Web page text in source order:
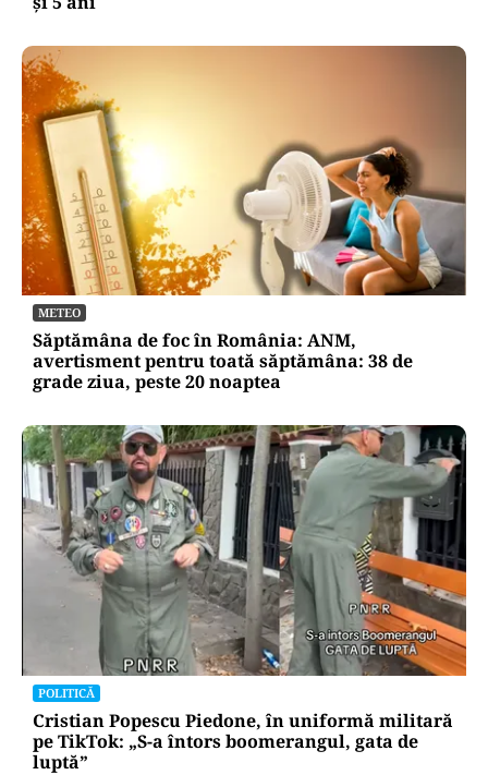
METEO
Săptămâna de foc în România: ANM,
avertisment pentru toată săptămâna: 38 de
grade ziua, peste 20 noaptea
POLITICĂ
Cristian Popescu Piedone, în uniformă militară
pe TikTok: „S-a întors boomerangul, gata de
luptă”